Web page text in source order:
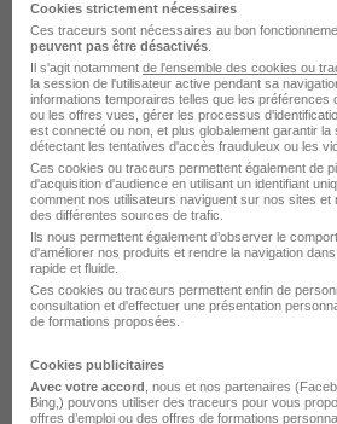
Technicien Systèmes
Développeur Informatique
ARMEE DE L'AIR ET DE L'ESPACE
Pau - 64 CDD 1 570 - 2 230 € /
Voir l’offre
Agent Polyvalent
Cookies strictement nécessaires
Ces traceurs sont nécessaires au bon
peuvent pas être désactivés
Il s'agit notamment de l'ensemble des cookies ou
la session de l'utilisateur active pendant sa
informations temporaires telles que les préférences
ou les offres vues, gérer les processus
est connecté ou non, et plus globalement garantir la
détectant les tentatives d'accès frauduleux ou les
Ces cookies ou traceurs permettent également de
d'acquisition d'audience en utilisant un identifiant
comment nos utilisateurs naviguent sur nos sites et
des différentes sources de trafic.
Ils nous permettent également d’observer le
d'améliorer nos produits et rendre la navigation
rapide et fluide.
Ces cookies ou traceurs permettent enfin de
consultation et d'effectuer une présentation
de formations proposées.
Cookies publicitaires
Avec votre accord , nous et nos partenaires
Bing,) pouvons utiliser des traceurs pour vous
offres d’emploi ou des offres de formations